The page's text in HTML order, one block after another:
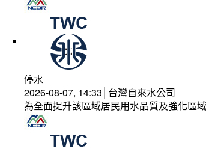
停水
2026-08-07, 14:33│台灣自來水公司
為全面提升該區域居民用水品質及強化區